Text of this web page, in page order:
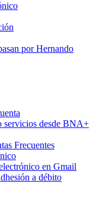
por Hernando
servicios desde BNA+
Frecuentes
en Gmail
a débito